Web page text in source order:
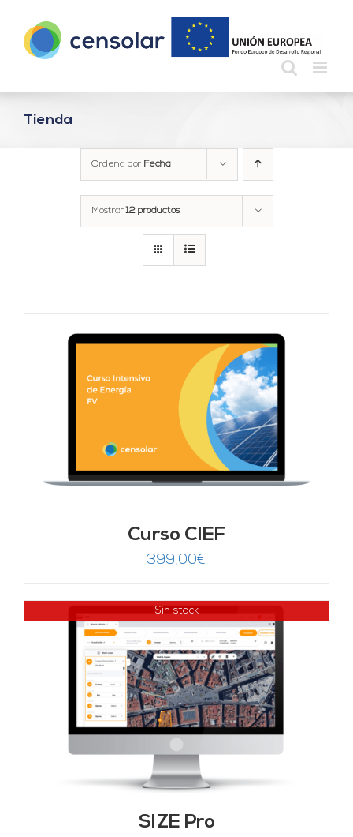
contenido
Tienda
Ordena por Fecha
Mostrar12 productos
Curso CIEF
399,00€
Sin stock
SIZE Pro